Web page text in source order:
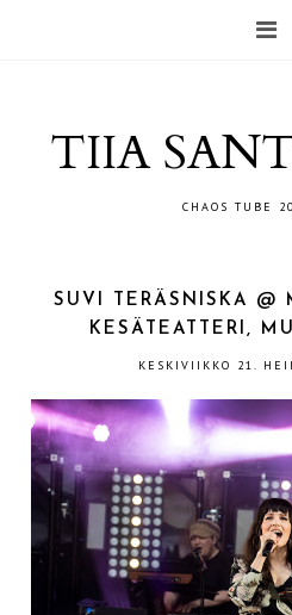
TIIA
CHAOS TUBE
SUVI TERÄSNISKA @
KESÄTEATTERI,
KESKIVIIKKO 21.